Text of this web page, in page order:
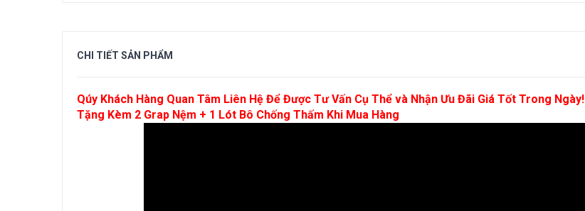
CHI TIẾT SẢN PHẨM
Qúy Khách Hàng Quan Tâm Liên Hệ Để Được Tư Vấn Cụ Thể và Nhận Ưu Đãi Giá Tốt Trong Ngày!
Tặng Kèm 2 Grap Nệm + 1 Lót Bô Chống Thấm Khi Mua Hàng